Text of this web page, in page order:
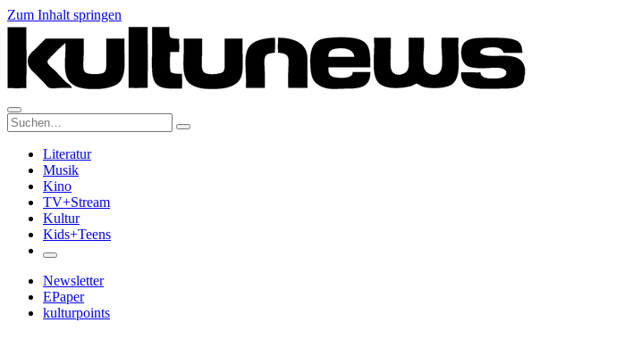
Zum Inhalt springen
Suche:
Literatur
Musik
Kino
TV+Stream
Kultur
Kids+Teens
Newsletter
EPaper
kulturpoints